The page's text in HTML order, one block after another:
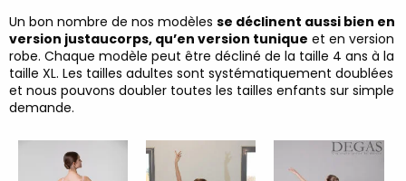
Un bon nombre de nos modèles se déclinent aussi bien en
version justaucorps, qu’en version tunique et en version
robe. Chaque modèle peut être décliné de la taille 4 ans à la
taille XL. Les tailles adultes sont systématiquement doublées
et nous pouvons doubler toutes les tailles enfants sur simple
demande.